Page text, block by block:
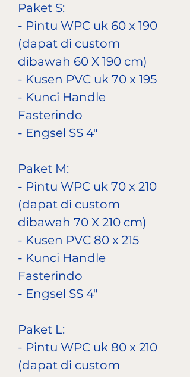
Paket S:
- Pintu WPC uk 60 x 190
(dapat di custom
dibawah 60 X 190 cm)
- Kusen PVC uk 70 x 195
- Kunci Handle
Fasterindo
- Engsel SS 4"
Paket M:
- Pintu WPC uk 70 x 210
(dapat di custom
dibawah 70 X 210 cm)
- Kusen PVC 80 x 215
- Kunci Handle
Fasterindo
- Engsel SS 4"
Paket L:
- Pintu WPC uk 80 x 210
(dapat di custom